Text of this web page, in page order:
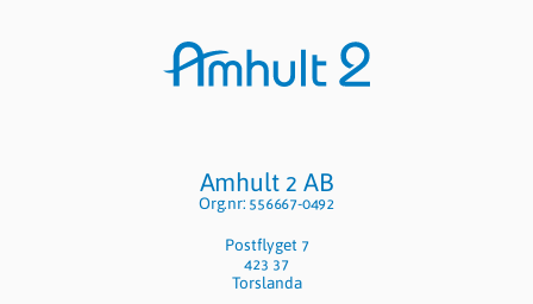
Amhult 2 AB
Org.nr: 556667-0492
Postflyget 7
423 37
Torslanda